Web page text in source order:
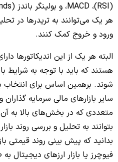
هر یک می‌توانند به تریدرها در
ورود و خروج کمک کنند.
البته هر یک از این اندیکاتورها
هستند که باید با توجه به شرایط
شوند. برهمین اساس برای انتخاب
سایر بازارهای مالی سرمایه
متعددی که در بخش‌های بالا به آن
بتوانند به تحلیل و بررسی روند
بدانید که پیش بینی روند قیمتی
فیوچرز یا بازار ارزهای